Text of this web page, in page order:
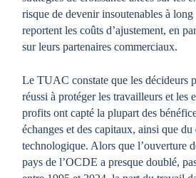
risque de devenir insoutenables à long
reportent les coûts d’ajustement, en
sur leurs partenaires commerciaux.
Le TUAC constate que les décideurs
réussi à protéger les travailleurs et les
profits ont capté la plupart des
échanges et des capitaux, ainsi que
technologique. Alors que l’ouverture
pays de l’OCDE a presque doublé,